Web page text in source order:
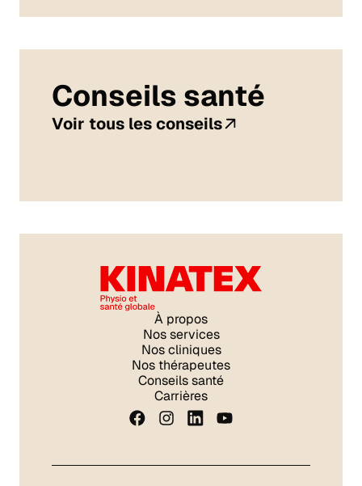
Conseils santé
Voir tous les conseils
À propos
Nos services
Nos cliniques
Nos thérapeutes
Conseils santé
Carrières